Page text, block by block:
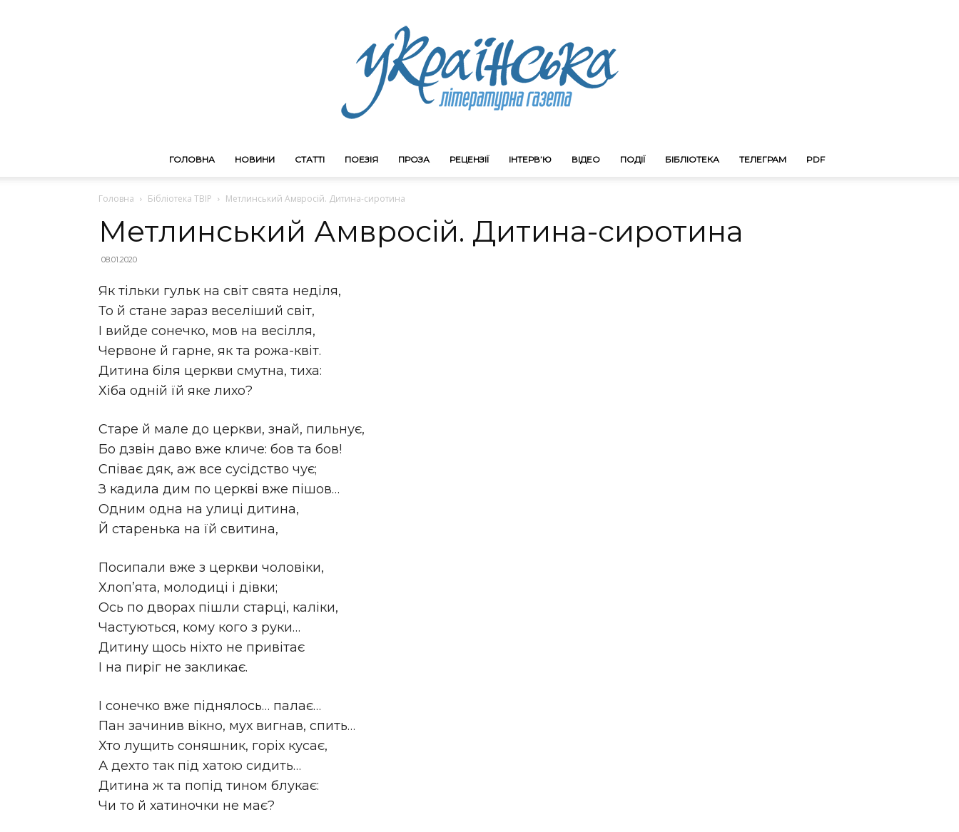
ГОЛОВНА НОВИНИ СТАТТІ ПОЕЗІЯ ПРОЗА РЕЦЕНЗІЇ ІНТЕРВ’Ю ВІДЕО ПОДІЇ БІБЛІОТЕКА ТЕЛЕГРАМ PDF
Головна Бібліотека ТВІР Метлинський Амвросій. Дитина-сиротина
Метлинський Амвросій. Дитина-сиротина
08.01.2020
Як тільки гульк на світ свята неділя,
То й стане зараз веселіший світ,
І вийде сонечко, мов на весілля,
Червоне й гарне, як та рожа-квіт.
Дитина біля церкви смутна, тиха:
Хіба одній їй яке лихо?
Старе й мале до церкви, знай, пильнує,
Бо дзвін даво вже кличе: бов та бов!
Співає дяк, аж все сусідство чує;
З кадила дим по церкві вже пішов…
Одним одна на улиці дитина,
Й старенька на їй свитина,
Посипали вже з церкви чоловіки,
Хлоп’ята, молодиці і дівки;
Ось по дворах пішли старці, каліки,
Частуються, кому кого з руки…
Дитину щось ніхто не привітає
І на пиріг не закликає.
І сонечко вже піднялось… палає…
Пан зачинив вікно, мух вигнав, спить…
Хто лущить соняшник, горіх кусає,
А дехто так під хатою сидить…
Дитина ж та попід тином блукає:
Чи то й хатиночки не має?